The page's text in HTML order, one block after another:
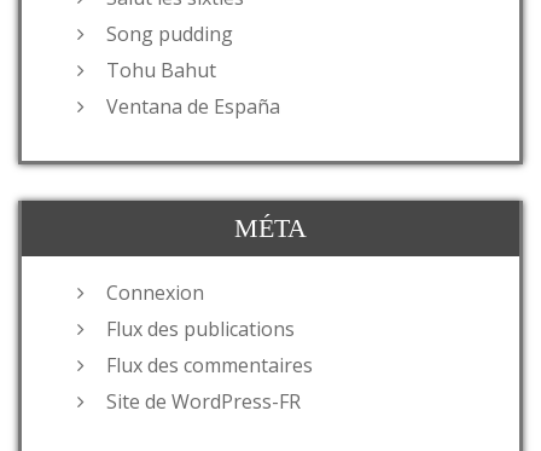
Song pudding
Tohu Bahut
Ventana de España
MÉTA
Connexion
Flux des publications
Flux des commentaires
Site de WordPress-FR